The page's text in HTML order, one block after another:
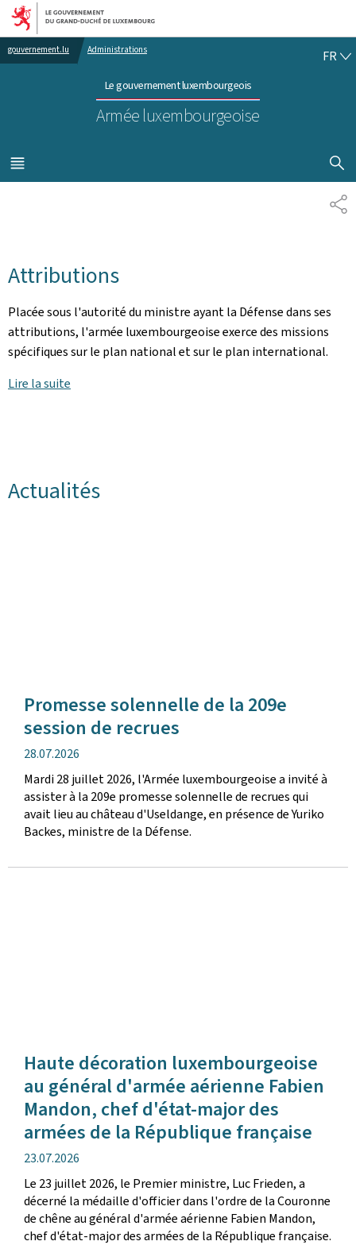
Aller au menu principal
Aller au contenu
gouvernement.lu Administrations
Le gouvernement luxembourgeois
Armée luxembourgeoise
FR
MENU
PRINCIPAL
Attributions
Placée sous l'autorité du ministre ayant la Défense dans ses
attributions, l'armée luxembourgeoise exerce des missions
spécifiques sur le plan national et sur le plan international.
Lire la suite
Actualités
Promesse solennelle de la 209e
session de recrues
date
de
publication
28.07.2026
Mardi 28 juillet 2026, l'Armée luxembourgeoise a invité à
assister à la 209e promesse solennelle de recrues qui
avait lieu au château d'Useldange, en présence de Yuriko
Backes, ministre de la Défense.
Haute décoration luxembourgeoise
au général d'armée aérienne Fabien
Mandon, chef d'état-major des
armées de la République française
date
de
publication
23.07.2026
Le 23 juillet 2026, le Premier ministre, Luc Frieden, a
décerné la médaille d'officier dans l'ordre de la Couronne
de chêne au général d'armée aérienne Fabien Mandon,
chef d'état-major des armées de la République française.